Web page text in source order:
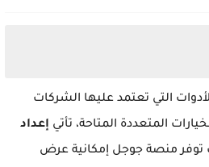
التي تعتمد عليها الشركات
المتعددة المتاحة، تأتي إعداد
توفر منصة جوجل إمكانية عرض